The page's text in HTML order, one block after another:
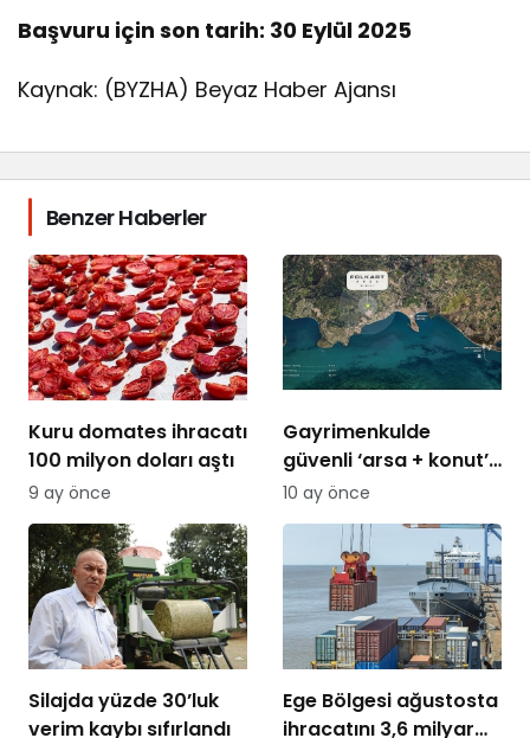
Başvuru için son tarih: 30 Eylül 2025
Kaynak: (BYZHA) Beyaz Haber Ajansı
Benzer Haberler
Kuru domates ihracatı
100 milyon doları aştı
9 ay önce
Gayrimenkulde
güvenli ‘arsa + konut’
modelleri gündemde
10 ay önce
Silajda yüzde 30’luk
verim kaybı sıfırlandı
Ege Bölgesi ağustosta
ihracatını 3,6 milyar